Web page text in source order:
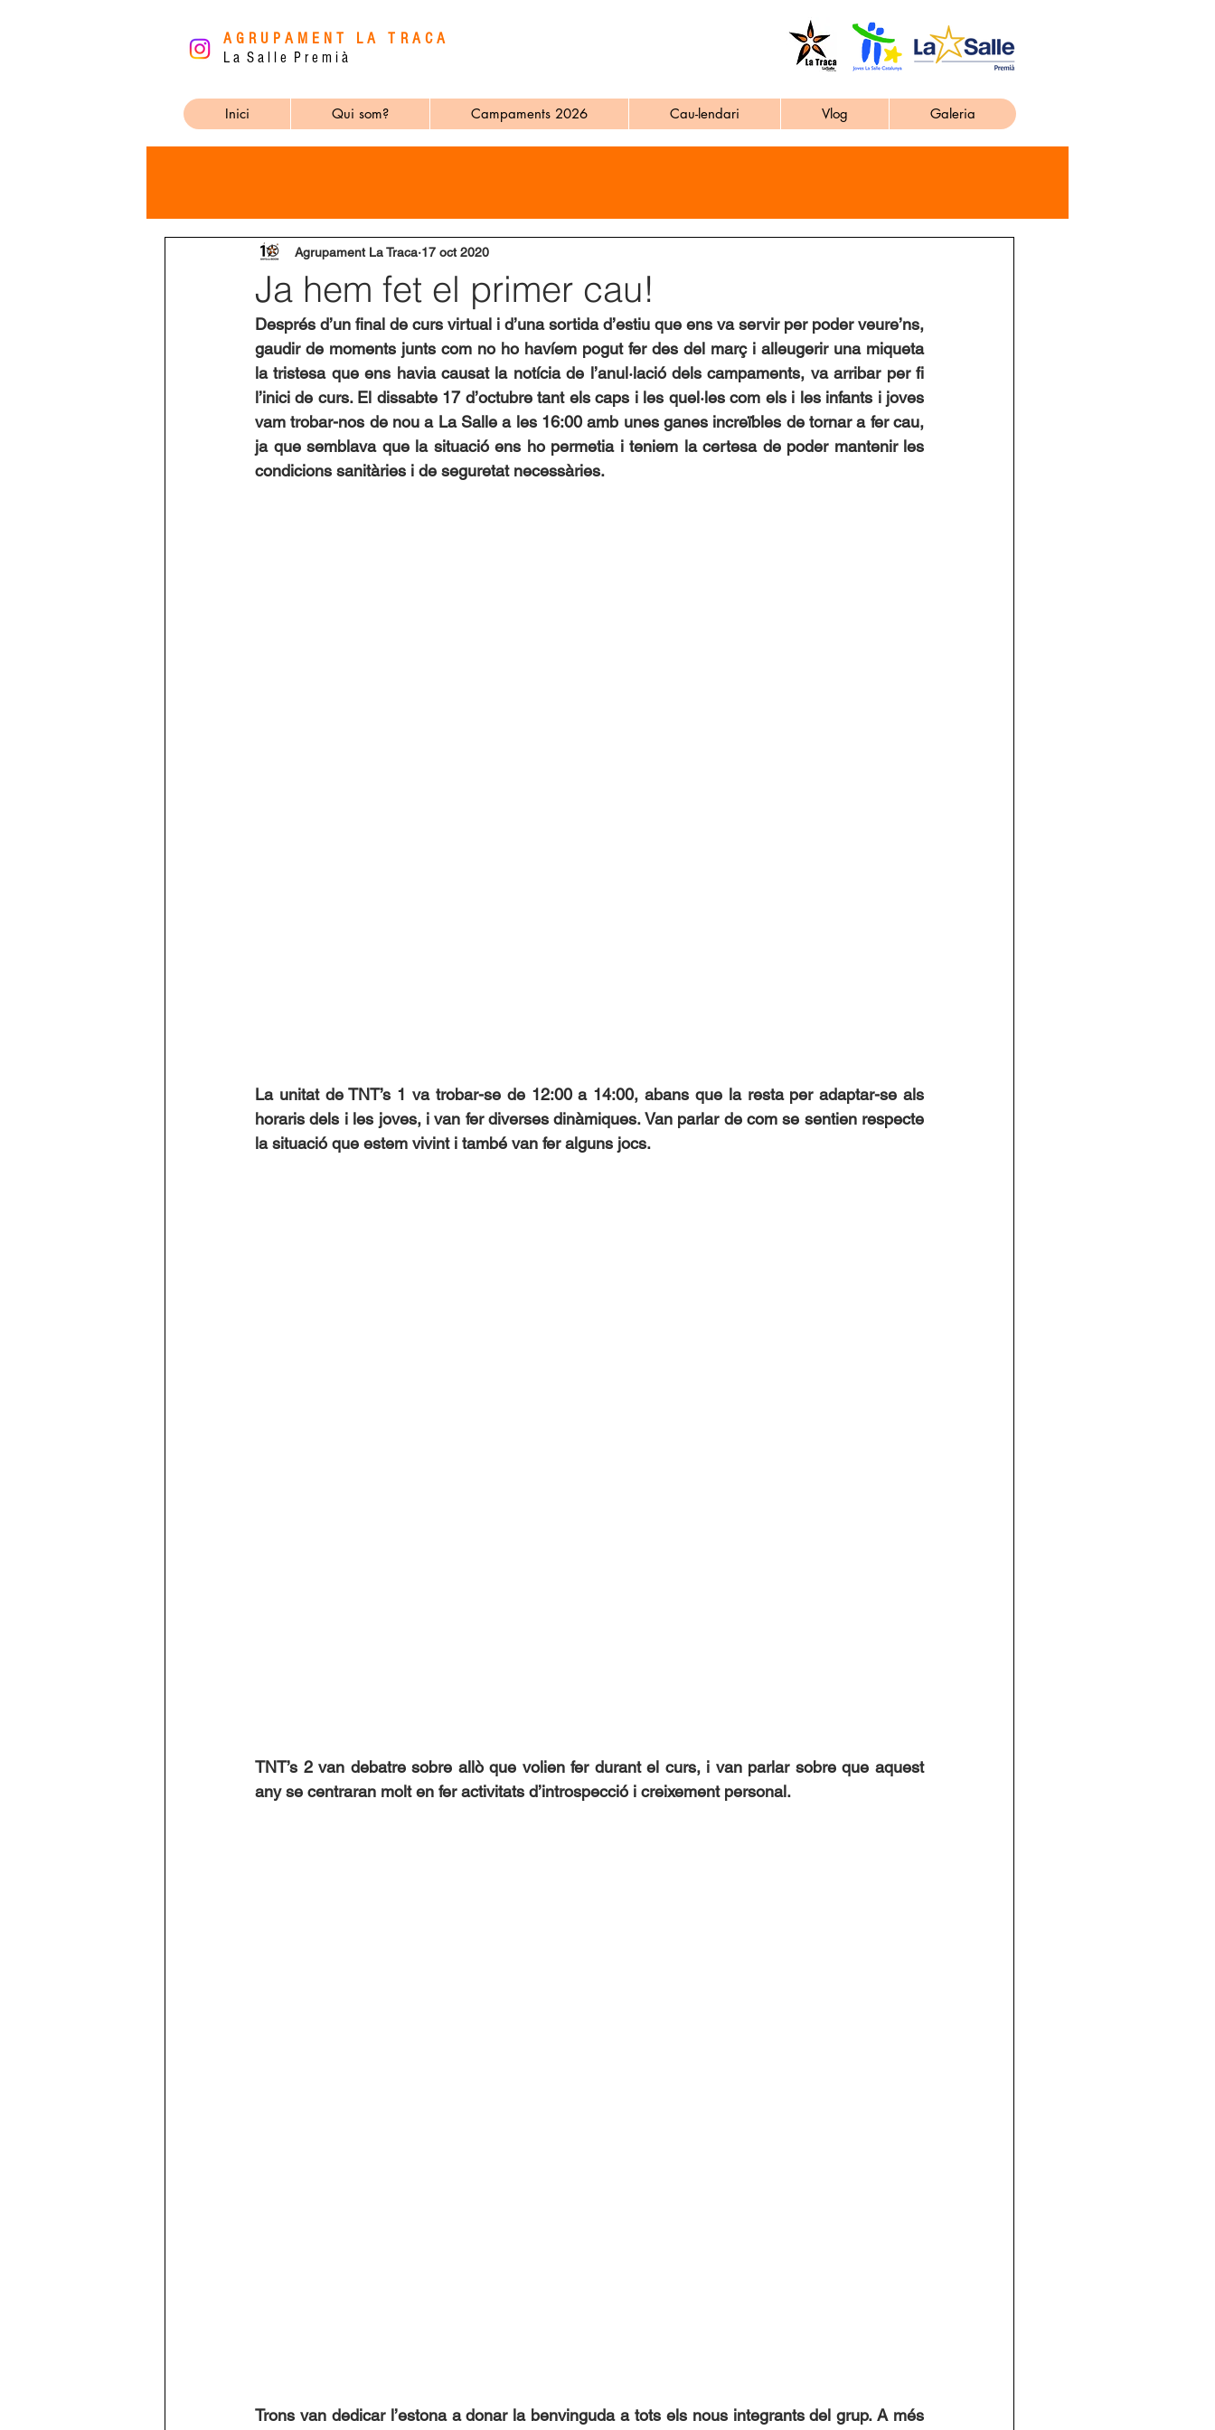
AGRUPAMENT LA TRACA
L a S a l l e P r e m i à
Inici Qui som? Campaments 2026 Cau-lendari Vlog Galeria
Ja hem fet el primer cau!
Agrupament La Traca 17 oct 2020
Després d’un final de curs virtual i d’una sortida d’estiu que ens va servir per poder veure’ns,
gaudir de moments junts com no ho havíem pogut fer des del març i alleugerir una miqueta
la tristesa que ens havia causat la notícia de l’anul·lació dels campaments, va arribar per fi
l’inici de curs. El dissabte 17 d’octubre tant els caps i les quel·les com els i les infants i joves
vam trobar-nos de nou a La Salle a les 16:00 amb unes ganes increïbles de tornar a fer cau,
ja que semblava que la situació ens ho permetia i teniem la certesa de poder mantenir les
condicions sanitàries i de seguretat necessàries.
La unitat de TNT’s 1 va trobar-se de 12:00 a 14:00, abans que la resta per adaptar-se als
horaris dels i les joves, i van fer diverses dinàmiques. Van parlar de com se sentien respecte
la situació que estem vivint i també van fer alguns jocs.
TNT’s 2 van debatre sobre allò que volien fer durant el curs, i van parlar sobre que aquest
any se centraran molt en fer activitats d’introspecció i creixement personal.
Trons van dedicar l’estona a donar la benvinguda a tots els nous integrants del grup. A més